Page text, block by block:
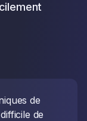
de
de